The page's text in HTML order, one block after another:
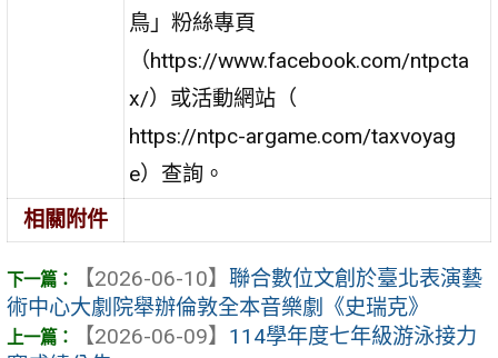
鳥」粉絲專頁
（https://www.facebook.com/ntpcta
x/）或活動網站（
https://ntpc-argame.com/taxvoyag
e）查詢。
相關附件
【2026-06-10】 聯合數位文創於臺北表演藝
術中心大劇院舉辦倫敦全本音樂劇《史瑞克》
【2026-06-09】 114學年度七年級游泳接力